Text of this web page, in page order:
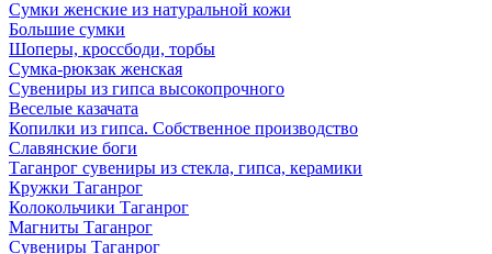
Сумки женские из натуральной кожи
Большие сумки
Шоперы, кроссбоди, торбы
Сумка-рюкзак женская
Сувениры из гипса высокопрочного
Веселые казачата
Копилки из гипса. Собственное производство
Славянские боги
Таганрог сувениры из стекла, гипса, керамики
Кружки Таганрог
Колокольчики Таганрог
Магниты Таганрог
Сувениры Таганрог